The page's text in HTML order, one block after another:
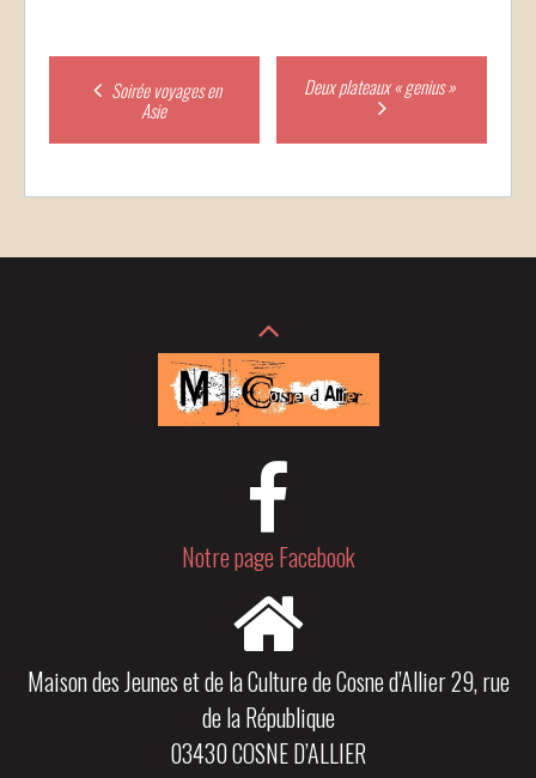
Post
navigation
Soirée voyages en
Asie
Deux plateaux « genius »
Notre page Facebook
Maison des Jeunes et de la Culture de Cosne d’Allier 29, rue
de la République
03430 COSNE D’ALLIER